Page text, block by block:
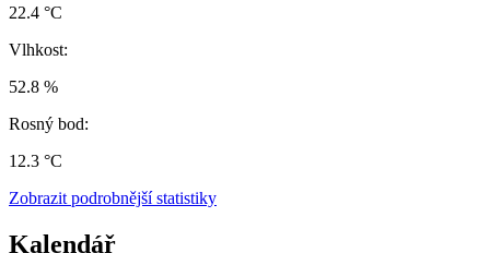
22.4 °C
Vlhkost:
52.8 %
Rosný bod:
12.3 °C
Zobrazit podrobnější statistiky
Kalendář